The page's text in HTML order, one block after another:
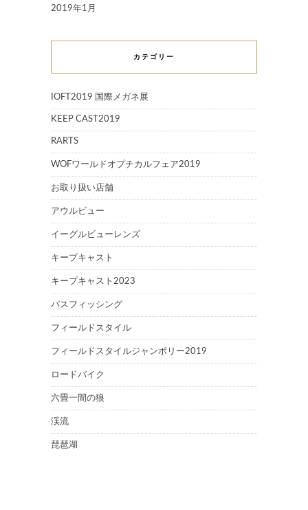
2019年1月
カテゴリー
IOFT2019 国際メガネ展
KEEP CAST2019
RARTS
WOFワールドオプチカルフェア2019
お取り扱い店舗
アウルビュー
イーグルビューレンズ
キープキャスト
キープキャスト2023
バスフィッシング
フィールドスタイル
フィールドスタイルジャンボリー2019
ロードバイク
六畳一間の狼
渓流
琵琶湖